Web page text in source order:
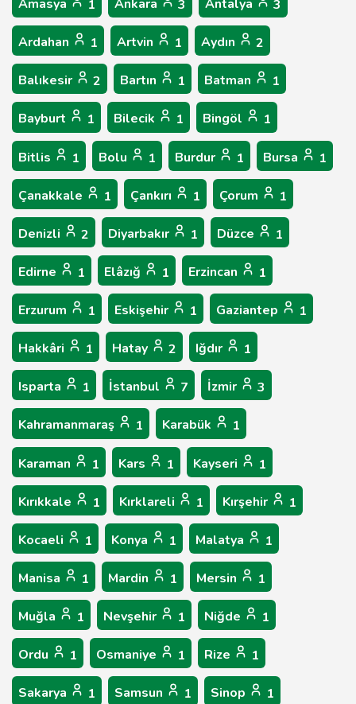
Amasya 1 Ankara 3 Antalya 3
Ardahan 1 Artvin 1 Aydın 2
Balıkesir 2 Bartın 1 Batman 1
Bayburt 1 Bilecik 1 Bingöl 1
Bitlis 1 Bolu 1 Burdur 1 Bursa 1
Çanakkale 1 Çankırı 1 Çorum 1
Denizli 2 Diyarbakır 1 Düzce 1
Edirne 1 Elâzığ 1 Erzincan 1
Erzurum 1 Eskişehir 1 Gaziantep 1
Hakkâri 1 Hatay 2 Iğdır 1
Isparta 1 İstanbul 7 İzmir 3
Kahramanmaraş 1 Karabük 1
Karaman 1 Kars 1 Kayseri 1
Kırıkkale 1 Kırklareli 1 Kırşehir 1
Kocaeli 1 Konya 1 Malatya 1
Manisa 1 Mardin 1 Mersin 1
Muğla 1 Nevşehir 1 Niğde 1
Ordu 1 Osmaniye 1 Rize 1
Sakarya 1 Samsun 1 Sinop 1